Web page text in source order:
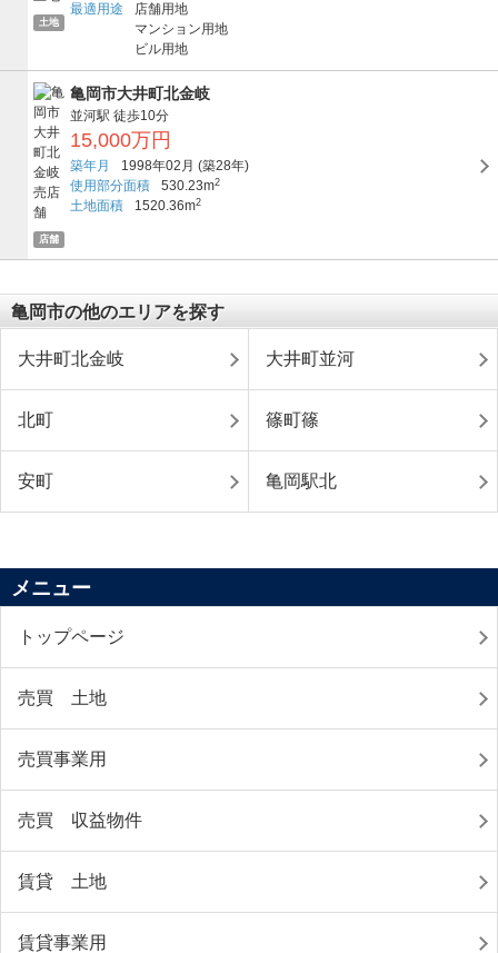
土地
最適用途
店舗用地
マンション用地
ビル用地
店舗
亀岡市大井町北金岐
並河駅 徒歩10分
15,000万円
築年月 1998年02月 (築28年)
使用部分面積
530.23m2
土地面積 1520.36m2
亀岡市の他のエリアを探す
大井町北金岐 大井町並河
北町 篠町篠
安町 亀岡駅北
メニュー
トップページ
売買 土地
売買事業用
売買 収益物件
賃貸 土地
賃貸事業用